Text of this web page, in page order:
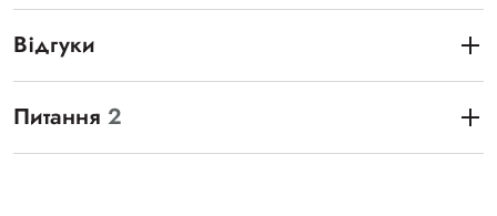
Відгуки
Питання 2